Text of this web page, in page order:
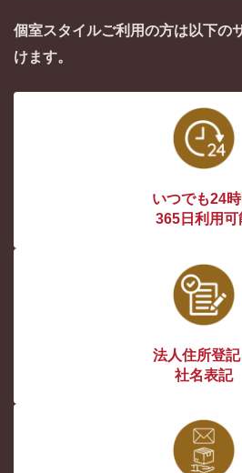
個室スタイルご利用の方は以下の
けます。
いつでも24
365日利用可
法人住所登記
社名表記